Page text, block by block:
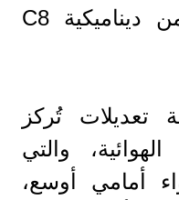
حزمة تعديلات تعزز من ديناميكية C8
تُركز
والتي
أمامي أوسع،